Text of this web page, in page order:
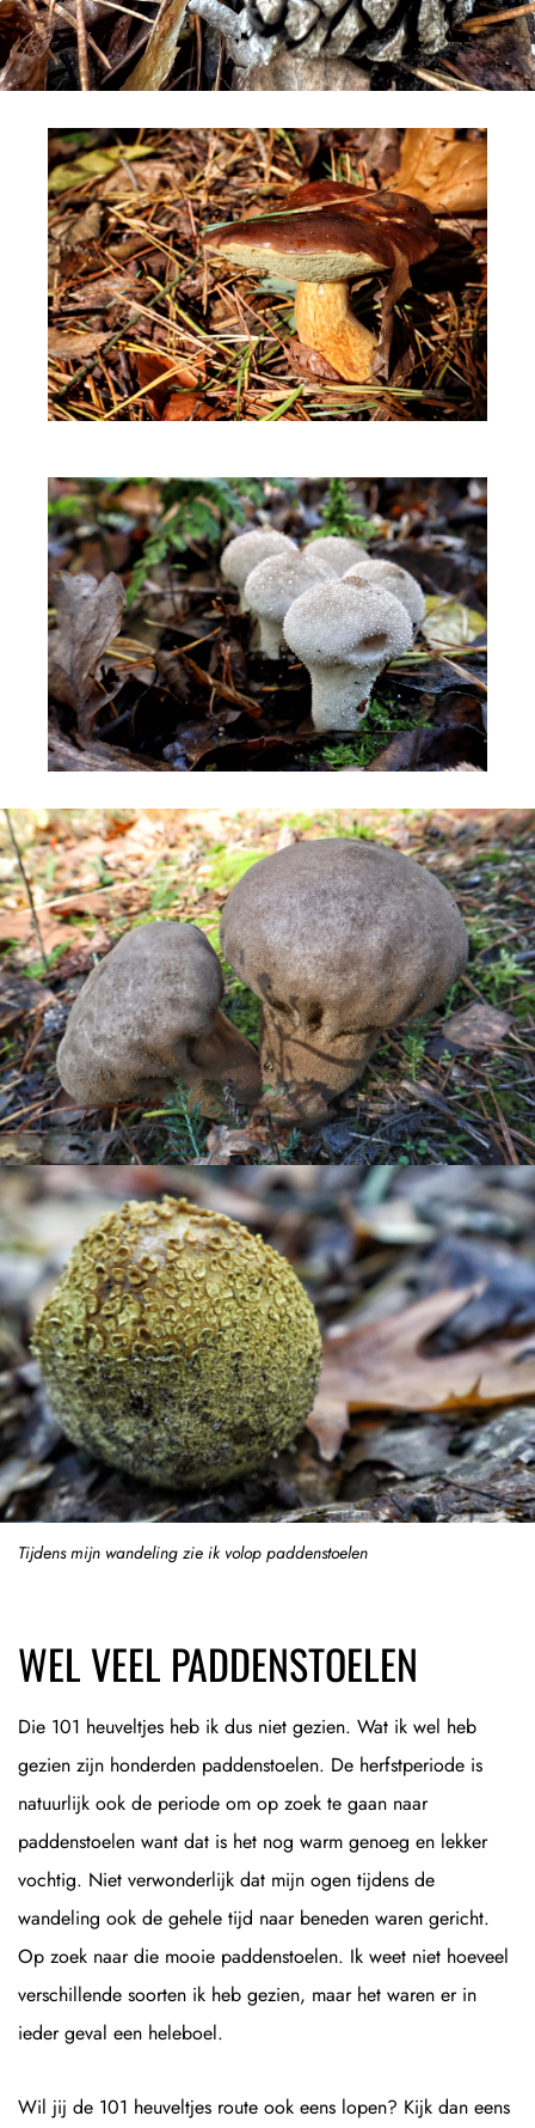
Tijdens mijn wandeling zie ik volop paddenstoelen
WEL VEEL PADDENSTOELEN
Die 101 heuveltjes heb ik dus niet gezien. Wat ik wel heb
gezien zijn honderden paddenstoelen. De herfstperiode is
natuurlijk ook de periode om op zoek te gaan naar
paddenstoelen want dat is het nog warm genoeg en lekker
vochtig. Niet verwonderlijk dat mijn ogen tijdens de
wandeling ook de gehele tijd naar beneden waren gericht.
Op zoek naar die mooie paddenstoelen. Ik weet niet hoeveel
verschillende soorten ik heb gezien, maar het waren er in
ieder geval een heleboel.
Wil jij de 101 heuveltjes route ook eens lopen? Kijk dan eens